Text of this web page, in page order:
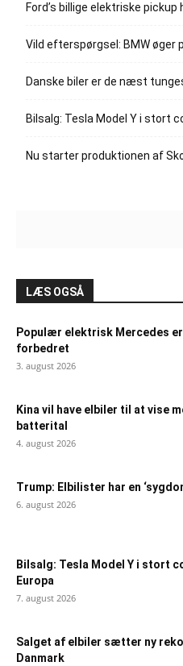
Ford’s billige elektriske pickup
Vild efterspørgsel: BMW øger
Danske biler er de næst
Bilsalg: Tesla Model Y i stort
Nu starter produktionen af
LÆS OGSÅ
Populær elektrisk Mercedes
forbedret
3. august 2026
Kina vil have elbiler til at vise
batterital
4. august 2026
Trump: Elbilister har en
6. august 2026
Bilsalg: Tesla Model Y i stort
Europa
7. august 2026
Salget af elbiler sætter ny
Danmark